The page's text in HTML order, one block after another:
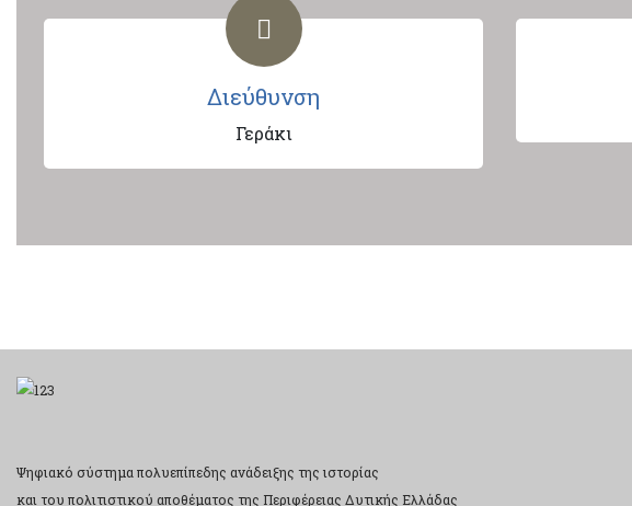
Διεύθυνση
Γεράκι
Ψηφιακό σύστημα πολυεπίπεδης ανάδειξης της ιστορίας
και του πολιτιστικού αποθέματος της Περιφέρειας Δυτικής Ελλάδας